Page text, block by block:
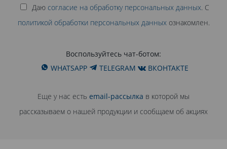
рекордной долговечностью.
Даю согласие на обработку персональных данных. С
политикой обработки персональных данныхознакомлен.
Воспользуйтесь чат-ботом:
WHATSAPP
TELEGRAM ВКОНТАКТЕ
Еще у нас есть email-рассылка в которой мы
рассказываем о нашей продукции и сообщаем об акциях